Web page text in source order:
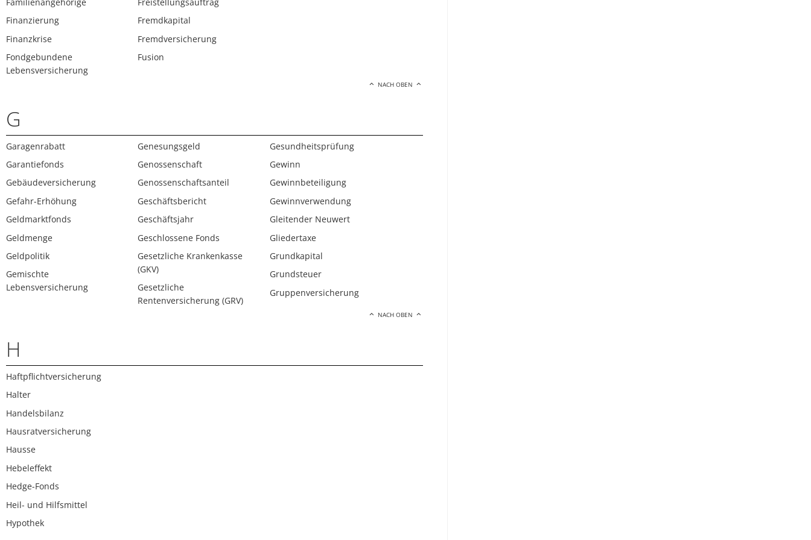
Finanzierung
Finanzkrise
Fondgebundene
Lebensversicherung
Fremdkapital
Fremdversicherung
Fusion
NACH OBEN
G
Garagenrabatt
Garantiefonds
Gebäudeversicherung
Gefahr-Erhöhung
Geldmarktfonds
Geldmenge
Geldpolitik
Gemischte
Lebensversicherung
Genesungsgeld
Genossenschaft
Genossenschaftsanteil
Geschäftsbericht
Geschäftsjahr
Geschlossene Fonds
Gesetzliche Krankenkasse
(GKV)
Gesetzliche
Rentenversicherung (GRV)
Gesundheitsprüfung
Gewinn
Gewinnbeteiligung
Gewinnverwendung
Gleitender Neuwert
Gliedertaxe
Grundkapital
Grundsteuer
Gruppenversicherung
NACH OBEN
H
Haftpflichtversicherung
Halter
Handelsbilanz
Hausratversicherung
Hausse
Hebeleffekt
Hedge-Fonds
Heil- und Hilfsmittel
Hypothek